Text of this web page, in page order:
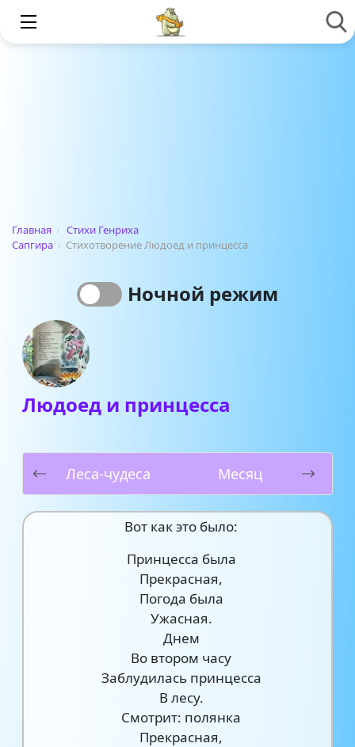
Главная › Стихи Генриха
Сапгира › Стихотворение Людоед и принцесса
Ночной режим
Людоед и принцесса
Леса-чудеса Месяц
Вот как это было:
Принцесса была
Прекрасная,
Погода была
Ужасная.
Днем
Во втором часу
Заблудилась принцесса
В лесу.
Смотрит: полянка
Прекрасная,